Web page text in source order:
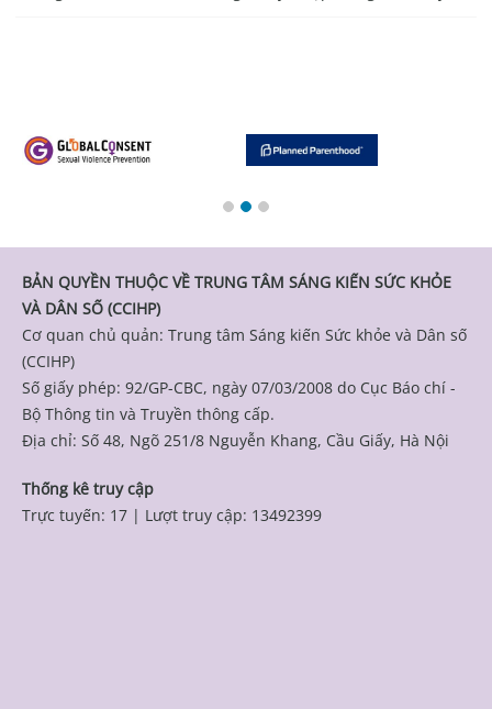
BẢN QUYỀN THUỘC VỀ TRUNG TÂM SÁNG KIẾN SỨC KHỎE
VÀ DÂN SỐ (CCIHP)
Cơ quan chủ quản: Trung tâm Sáng kiến Sức khỏe và Dân số
(CCIHP)
Số giấy phép: 92/GP-CBC, ngày 07/03/2008 do Cục Báo chí -
Bộ Thông tin và Truyền thông cấp.
Địa chỉ: Số 48, Ngõ 251/8 Nguyễn Khang, Cầu Giấy, Hà Nội
Thống kê truy cập
Trực tuyến: 17 | Lượt truy cập: 13492399